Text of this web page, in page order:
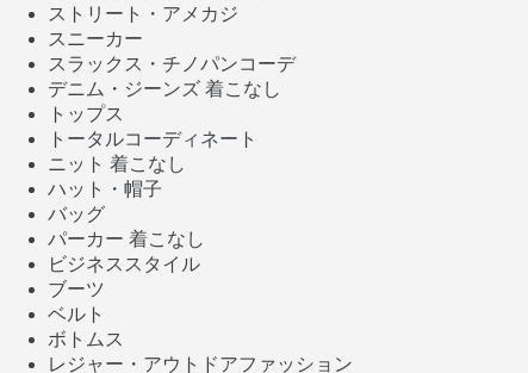
ストリート・アメカジ
スニーカー
スラックス・チノパンコーデ
デニム・ジーンズ 着こなし
トップス
トータルコーディネート
ニット 着こなし
ハット・帽子
バッグ
パーカー 着こなし
ビジネススタイル
ブーツ
ベルト
ボトムス
レジャー・アウトドアファッション